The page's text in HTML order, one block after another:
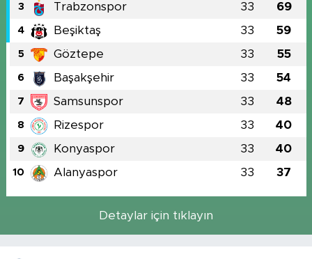
3 Trabzonspor 33 69
4 Beşiktaş 33 59
5 Göztepe 33 55
6 Başakşehir 33 54
7 Samsunspor 33 48
8 Rizespor 33 40
9 Konyaspor 33 40
10 Alanyaspor 33 37
Detaylar için tıklayın